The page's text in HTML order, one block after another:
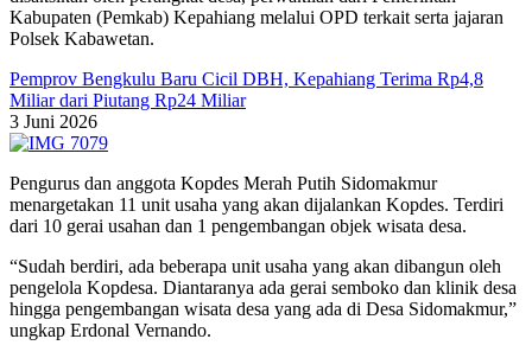
Kabupaten (Pemkab) Kepahiang melalui OPD terkait serta jajaran
Polsek Kabawetan.
Pemprov Bengkulu Baru Cicil DBH, Kepahiang Terima Rp4,8
Miliar dari Piutang Rp24 Miliar
3 Juni 2026
Pengurus dan anggota Kopdes Merah Putih Sidomakmur
menargetakan 11 unit usaha yang akan dijalankan Kopdes. Terdiri
dari 10 gerai usahan dan 1 pengembangan objek wisata desa.
“Sudah berdiri, ada beberapa unit usaha yang akan dibangun oleh
pengelola Kopdesa. Diantaranya ada gerai semboko dan klinik desa
hingga pengembangan wisata desa yang ada di Desa Sidomakmur,”
ungkap Erdonal Vernando.